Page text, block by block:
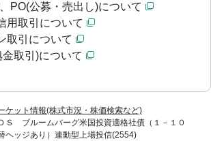
ケット情報(株式市況・株価検索など)
Ｓ ブルームバーグ米国投資適格社債（１－１０
ヘッジあり）連動型上場投信(2554)
PO(公募・売出し)について
用取引について
取引について
取引)について